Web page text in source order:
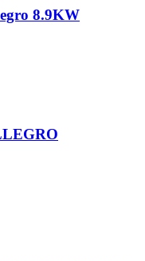
8.9KW